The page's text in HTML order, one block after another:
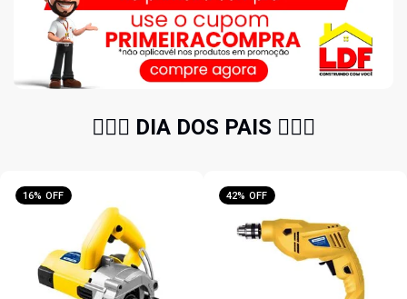
🧔🏻‍♂️ DIA DOS PAIS 🧔🏻‍♂️
16% OFF 42% OFF